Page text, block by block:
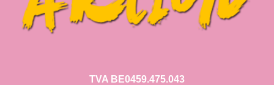
TVA BE0459.475.043